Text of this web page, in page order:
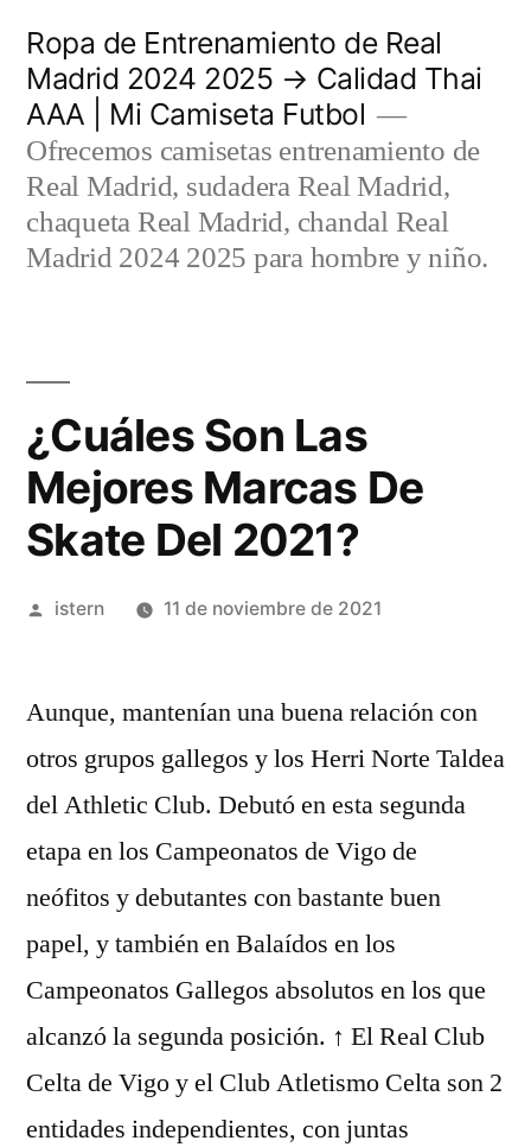
contenido
Ropa de Entrenamiento de Real
Madrid 2024 2025 → Calidad Thai
AAA | Mi Camiseta Futbol
Ofrecemos camisetas entrenamiento de
Real Madrid, sudadera Real Madrid,
chaqueta Real Madrid, chandal Real
Madrid 2024 2025 para hombre y niño.
¿Cuáles Son Las
Mejores Marcas De
Skate Del 2021?
Publicado
istern 11 de noviembre de 2021
Aunque, mantenían una buena relación con
otros grupos gallegos y los Herri Norte Taldea
del Athletic Club. Debutó en esta segunda
etapa en los Campeonatos de Vigo de
neófitos y debutantes con bastante buen
papel, y también en Balaídos en los
Campeonatos Gallegos absolutos en los que
alcanzó la segunda posición. ↑ El Real Club
Celta de Vigo y el Club Atletismo Celta son 2
entidades independientes, con juntas